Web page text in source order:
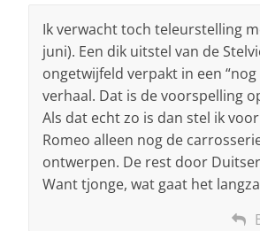
Ik verwacht toch teleurstelling
juni). Een dik uitstel van de
ongetwijfeld verpakt in een “nog
verhaal. Dat is de voorspelling
Als dat echt zo is dan stel ik
Romeo alleen nog de
ontwerpen. De rest door
Want tjonge, wat gaat het